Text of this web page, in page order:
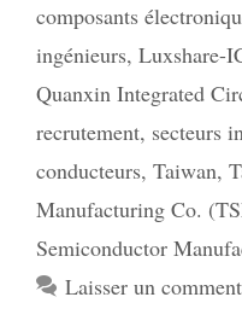
composants
ingénieurs, Luxshare-
Quanxin Integrated
recrutement, secteurs
conducteurs, Taiwan,
Manufacturing Co.
Semiconductor
Laisser un